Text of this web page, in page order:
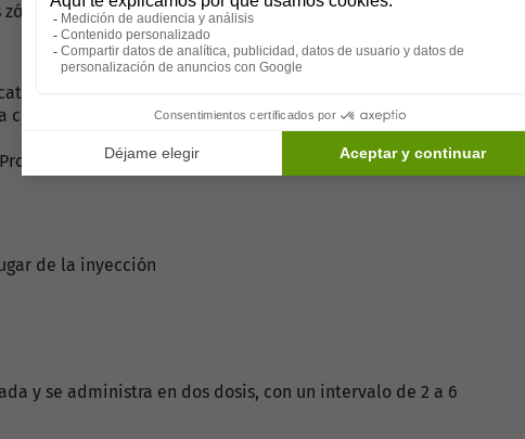
puede prevenir esta enfermedad.
el riesgo de desarrollar herpes zóster.
culebrilla, la vacuna puede reducir la severidad y
Protege contra una complicación dolorosa que puede durar
de la inyección
y se administra en dos dosis, con un intervalo de 2 a 6